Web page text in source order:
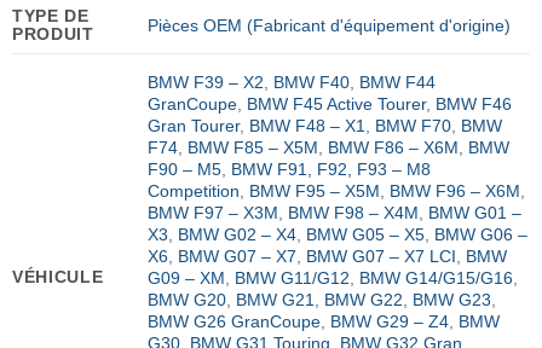
TYPE DE
PRODUIT
Pièces OEM (Fabricant d'équipement d'origine)
VÉHICULE
BMW F39 – X2, BMW F40, BMW F44
GranCoupe, BMW F45 Active Tourer, BMW F46
Gran Tourer, BMW F48 – X1, BMW F70, BMW
F74, BMW F85 – X5M, BMW F86 – X6M, BMW
F90 – M5, BMW F91, F92, F93 – M8
Competition, BMW F95 – X5M, BMW F96 – X6M,
BMW F97 – X3M, BMW F98 – X4M, BMW G01 –
X3, BMW G02 – X4, BMW G05 – X5, BMW G06 –
X6, BMW G07 – X7, BMW G07 – X7 LCI, BMW
G09 – XM, BMW G11/G12, BMW G14/G15/G16,
BMW G20, BMW G21, BMW G22, BMW G23,
BMW G26 GranCoupe, BMW G29 – Z4, BMW
G30, BMW G31 Touring, BMW G32 Gran